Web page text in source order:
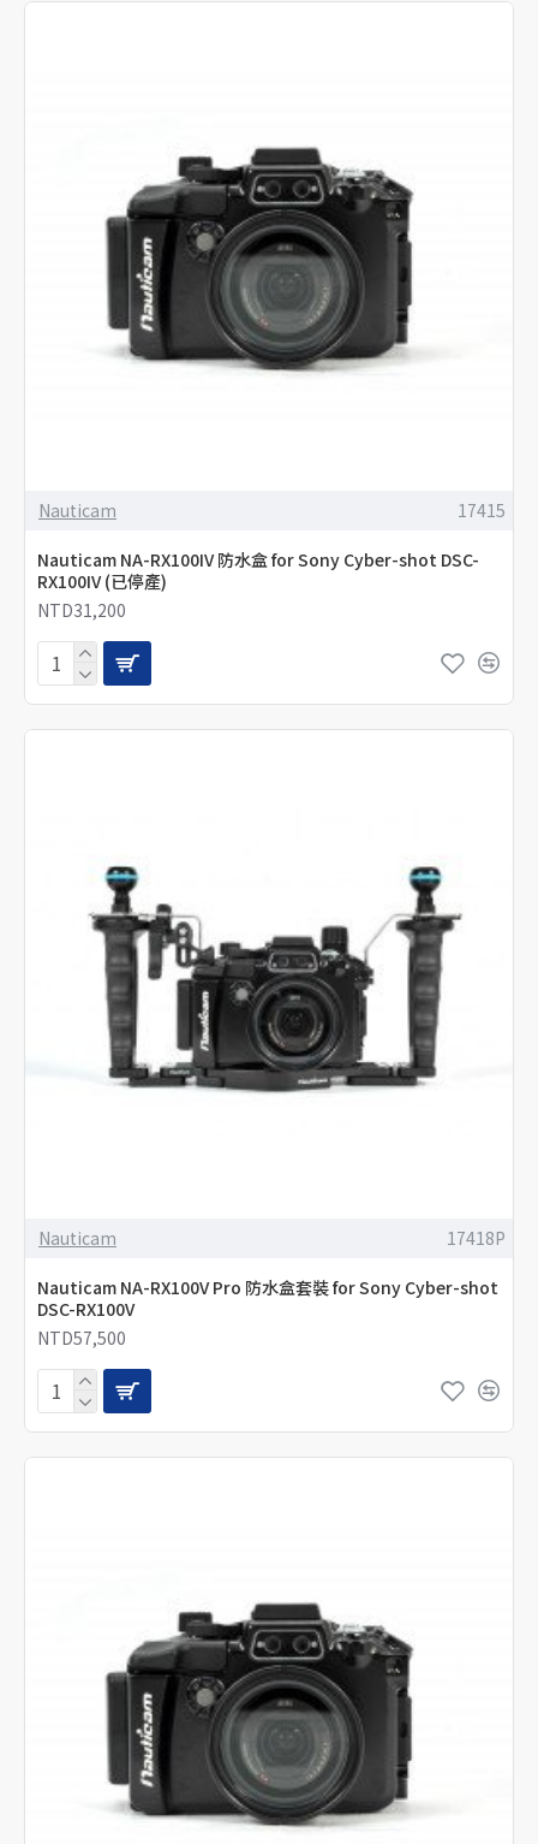
Nauticam 17415
Nauticam NA-RX100IV 防水盒 for Sony Cyber-shot DSC-
RX100IV (已停產)
NTD31,200
Nauticam 17418P
Nauticam NA-RX100V Pro 防水盒套裝 for Sony Cyber-shot
DSC-RX100V
NTD57,500